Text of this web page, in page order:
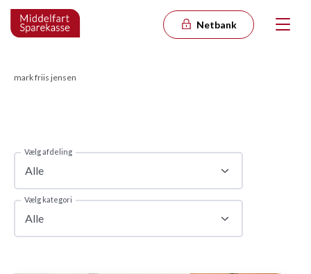
Netbank
mark friis jensen
Vælg afdeling
Alle
Vælg kategori
Alle